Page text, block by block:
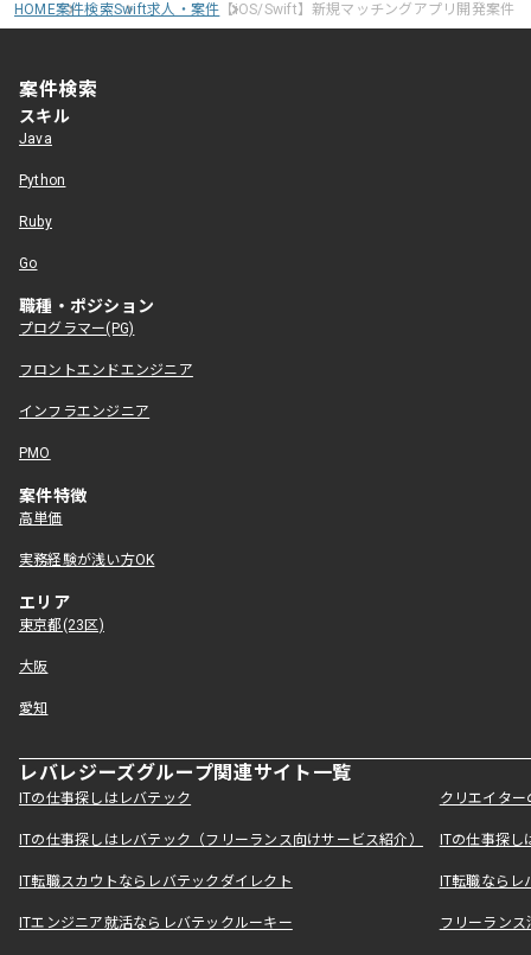
HOME案件検索Swift求人・案件 【iOS/Swift】新規マッチングアプリ開発案件
案件検索
スキル
Java
Python
Ruby
Go
職種・ポジション
プログラマー(PG)
フロントエンドエンジニア
インフラエンジニア
PMO
案件特徴
高単価
実務経験が浅い方OK
エリア
東京都(23区)
大阪
愛知
レバレジーズグループ関連サイト一覧
ITの仕事探しはレバテック クリエイタ
ITの仕事探しはレバテック（フリーランス向けサービス紹介） ITの仕事探
IT転職スカウトならレバテックダイレクト IT転職なら
ITエンジニア就活ならレバテックルーキー フリーラン